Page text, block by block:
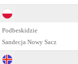
Podbeskidzie
Sandecja Nowy Sacz